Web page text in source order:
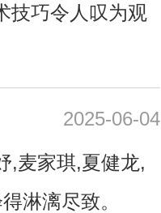
技巧令人叹为观
2025-06-04
,麦家琪,夏健龙,
淋漓尽致。